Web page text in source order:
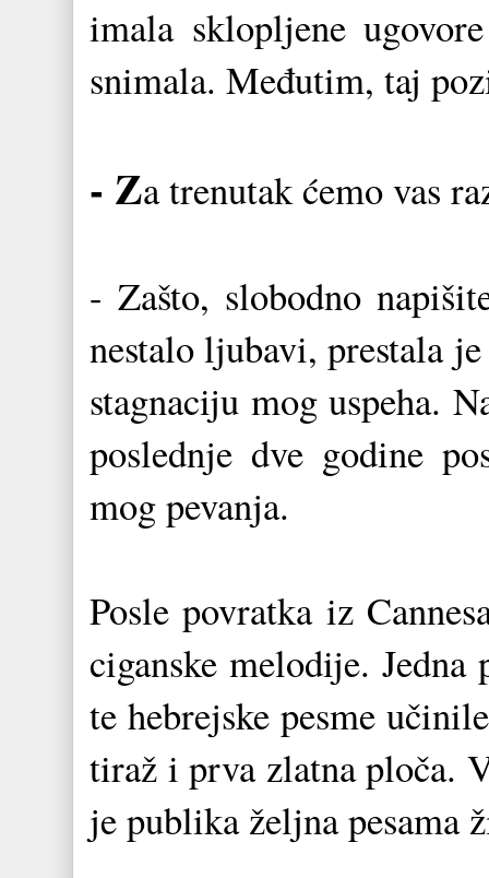
imala sklopljene
snimala. Međutim, taj
- Za trenutak ćemo vas
- Zašto, slobodno
nestalo ljubavi, prestala
stagnaciju mog uspeha.
poslednje dve godine
mog pevanja.
Posle povratka iz
ciganske melodije.
te hebrejske pesme
tiraž i prva zlatna ploča.
je publika željna pesama